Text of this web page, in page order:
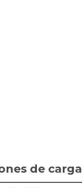
de carga